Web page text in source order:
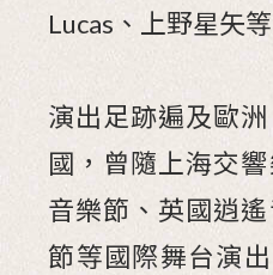
Lucas、上野星矢
演出足跡遍及歐
國，曾隨上海交
音樂節、英國逍
節等國際舞台演